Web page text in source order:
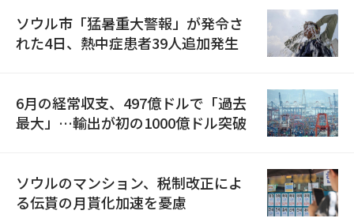
ソウル市「猛暑重大警報」が発令さ
れた4日、熱中症患者39人追加発生
6月の経常収支、497億ドルで「過去
最大」…輸出が初の1000億ドル突破
ソウルのマンション、税制改正によ
る伝貰の月貰化加速を憂慮